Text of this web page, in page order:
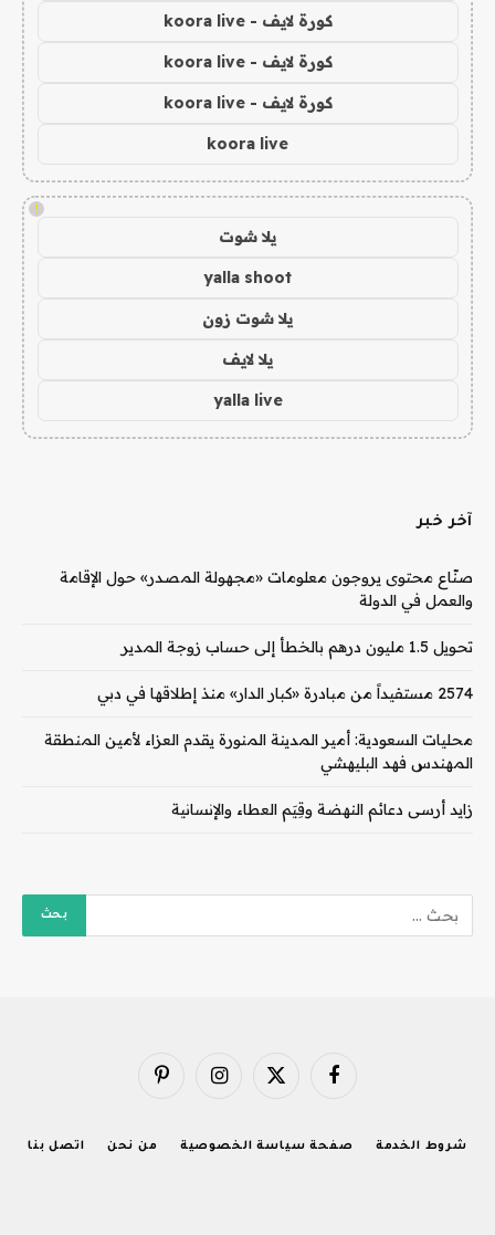
كورة لايف - koora live
كورة لايف - koora live
كورة لايف - koora live
koora live
!
يلا شوت
yalla shoot
يلا شوت زون
يلا لايف
yalla live
آخر خبر
صنّاع محتوى يروجون معلومات «مجهولة المصدر» حول الإقامة
والعمل في الدولة
تحويل 1.5 مليون درهم بالخطأ إلى حساب زوجة المدير
2574 مستفيداً من مبادرة «كبار الدار» منذ إطلاقها في دبي
محليات السعودية: أمير المدينة المنورة يقدم العزاء لأمين المنطقة
المهندس فهد البليهشي
زايد أرسى دعائم النهضة وقِيَم العطاء والإنسانية
فيسبوك X
الانستغرامبينتيريست
شروط الخدمة صفحة سياسة الخصوصية من نحن اتصل بنا